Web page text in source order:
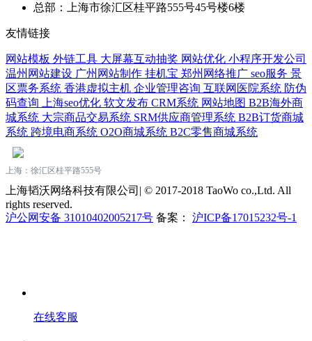
总部：上海市徐汇区桂平路555号45号楼6楼
友情链接
网站模板 外链工具 大屏幕互动抽奖 网站优化 小程序开发公司
温州网站建设 广州网站制作 挂机宝 郑州网络推广 seo服务 景
区票务系统 香港虚拟主机 企业管理咨询 互联网医院系统 防伪
码查询
上海seo优化 软文发布 CRM系统 网站地图 B2B海外商
城系统 大宗商品交易系统 SRM供应商管理系统 B2B订货商城
系统 跨境电商系统 O2O商城系统 B2C零售商城系统
上海：徐汇区桂平路555号
上海韬沃网络科技有限公司| © 2017-2018 TaoWo co.,Ltd. All
rights reserved.
沪公网安备 31010402005217号 备案： 沪ICP备17015232号-1
在线客服